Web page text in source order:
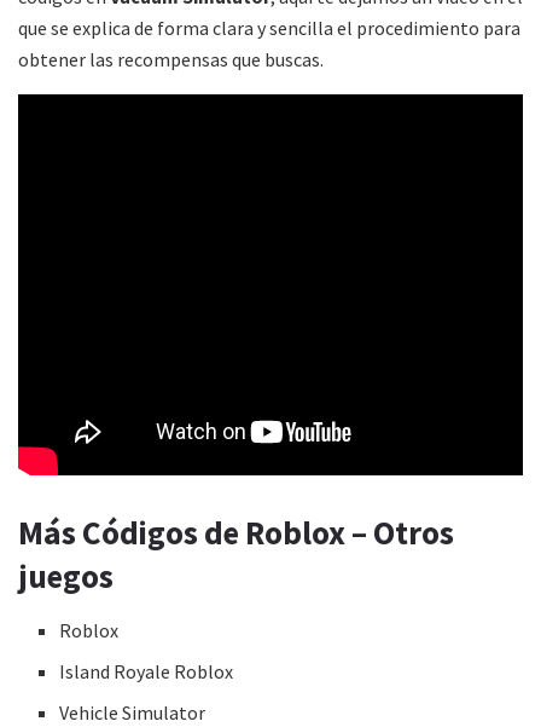
que se explica de forma clara y sencilla el procedimiento para
obtener las recompensas que buscas.
Más Códigos de Roblox – Otros
juegos
Roblox
Island Royale Roblox
Vehicle Simulator